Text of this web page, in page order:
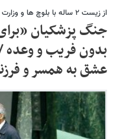
از زیست ۲ ساله با بلوچ ها و وزارت دولت خاتمی تا نطق های آتشین در مجلس و...
جنگ پزشکیان
بدون فریب و وعده
عشق به همسر و